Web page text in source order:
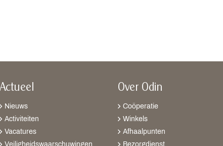
Actueel
Nieuws
Activiteiten
Vacatures
Veiligheidswaarschuwingen
Over Odin
Coöperatie
Winkels
Afhaalpunten
Bezorgdienst